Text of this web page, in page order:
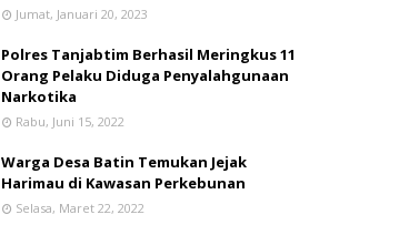
Jumat, Januari 20, 2023
Polres Tanjabtim Berhasil Meringkus 11
Orang Pelaku Diduga Penyalahgunaan
Narkotika
Rabu, Juni 15, 2022
Warga Desa Batin Temukan Jejak
Harimau di Kawasan Perkebunan
Selasa, Maret 22, 2022